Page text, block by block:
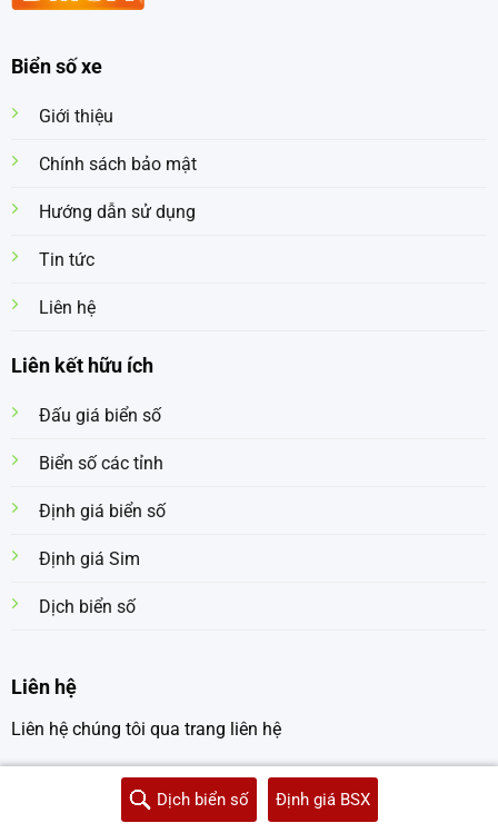
Biển số xe
Giới thiệu
Chính sách bảo mật
Hướng dẫn sử dụng
Tin tức
Liên hệ
Liên kết hữu ích
Đấu giá biển số
Biển số các tỉnh
Định giá biển số
Định giá Sim
Dịch biển số
Liên hệ
Liên hệ chúng tôi qua trang liên hệ
Dịch biển số Định giá BSX